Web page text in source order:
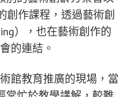
創作課程，透過藝術創
），也在藝術創作的
的連結。
館教育推廣的現場，當